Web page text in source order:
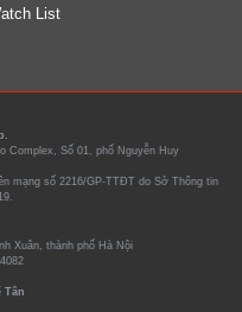
List
Complex, Số 01, phố Nguyễn Huy
mạng số 2216/GP-TTĐT do Sở Thông tin
Xuân, thành phố Hà Nội
Tân